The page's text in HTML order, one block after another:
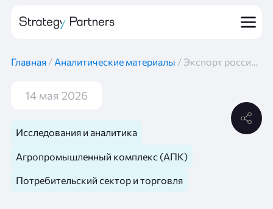
Главная / Аналитические материалы / Экспорт российской биопродукции: потенциал и будущее отрасли в исследовании Strategy Partners
14 мая 2026
Исследования и аналитика
Агропромышленный комплекс (АПК)
Потребительский сектор и торговля